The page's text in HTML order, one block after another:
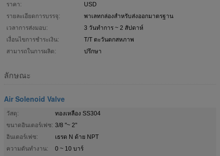
ราคา:
USD
รายละเอียดการบรรจุ:
พาเลทกล่องสำหรับส่งออกมาตรฐาน
เวลาการส่งมอบ:
3 วันทำการ ~ 2 สัปดาห์
เงื่อนไขการชำระเงิน:
T/T ตะวันตกสหภาพ
สามารถในการผลิต:
ปรึกษา
ลักษณะ
Air Solenoid Valve
วัสดุ:
ทองเหลือง SS304
ขนาดอินเตอร์เฟซ: 3/8 "~ 2"
อินเตอร์เฟซ:
เธรด N ด้าย NPT
ความดันทำงาน:
0 ~ 10 บาร์